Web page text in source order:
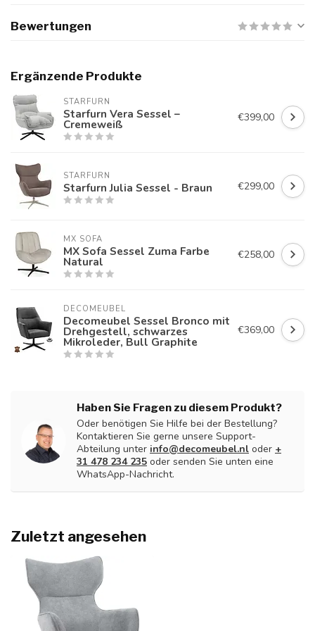
Bewertungen
Ergänzende Produkte
STARFURN
Starfurn Vera Sessel –
Cremeweiß €399,00
STARFURN
Starfurn Julia Sessel - Braun €299,00
MX SOFA
MX Sofa Sessel Zuma Farbe
Natural €258,00
DECOMEUBEL
Decomeubel Sessel Bronco mit
Drehgestell, schwarzes
Mikroleder, Bull Graphite
€369,00
Haben Sie Fragen zu diesem Produkt?
Oder benötigen Sie Hilfe bei der Bestellung?
Kontaktieren Sie gerne unsere Support-
Abteilung unter info@decomeubel.nl oder +
31 478 234 235 oder senden Sie unten eine
WhatsApp-Nachricht.
Zuletzt angesehen